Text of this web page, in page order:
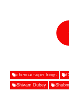
chennai super kings
Shivam Dubey